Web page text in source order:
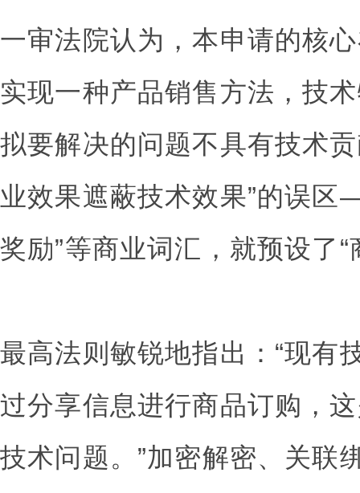
一审法院认为，本申请的核
实现一种产品销售方法，技
拟要解决的问题不具有技术
业效果遮蔽技术效果”的误区
奖励”等商业词汇，就预设了
最高法则敏锐地指出：“现有
过分享信息进行商品订购，
技术问题。”加密解密、关联